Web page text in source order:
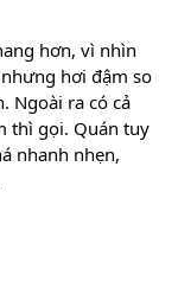
hơn, vì nhìn
hơi đậm so
Ngoài ra có cả
thì gọi. Quán tuy
nhanh nhẹn,